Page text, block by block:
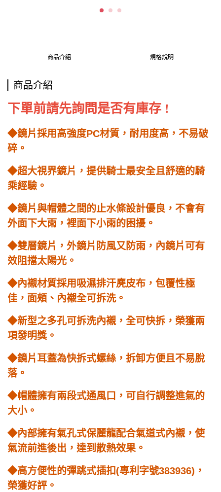
商品介紹 規格說明
商品介紹
下單前請先詢問是否有庫存 !
◆鏡片採用高強度PC材質，耐用度高，不易破
碎。
◆超大視界鏡片，提供騎士最安全且舒適的騎
乘經驗。
◆鏡片與帽體之間的止水條設計優良，不會有
外面下大雨，裡面下小雨的困擾。
◆雙層鏡片，外鏡片防風又防雨，內鏡片可有
效阻擋太陽光。
◆內襯材質採用吸濕排汗麂皮布，包覆性極
佳，面頰、內襯全可拆洗。
◆新型之多孔可拆洗內襯，全可快拆，榮獲兩
項發明獎。
◆鏡片耳蓋為快拆式螺絲，拆卸方便且不易脫
落。
◆帽體擁有兩段式通風口，可自行調整進氣的
大小。
◆內部擁有氣孔式保麗龍配合氣道式內襯，使
氣流前進後出，達到散熱效果。
◆高方便性的彈跳式插扣(專利字號383936)，
榮獲好評。